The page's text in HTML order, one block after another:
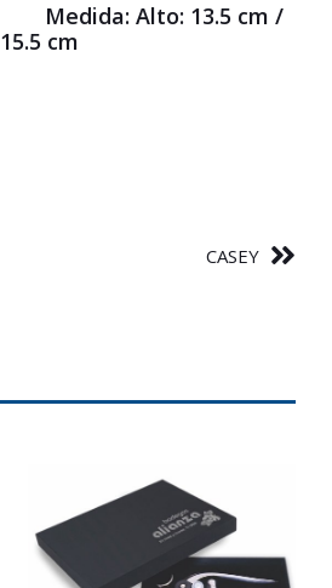
Medida: Alto: 13.5 cm /
15.5 cm
CASEY